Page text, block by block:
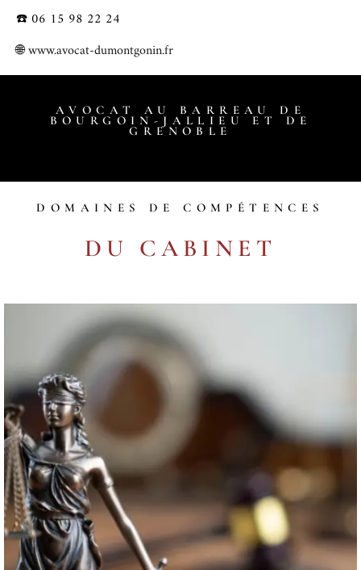
☎️ 06 15 98 22 24
🌐www.avocat-dumontgonin.fr
AVOCAT AU BARREAU DE
BOURGOIN-JALLIEU ET DE
GRENOBLE
DOMAINES DE COMPÉTENCES
DU CABINET